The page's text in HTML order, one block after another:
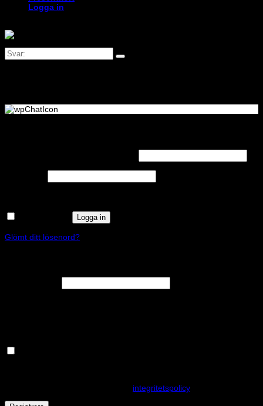
Logga in
Logga in
Glömt ditt lösenord?
integritetspolicy.